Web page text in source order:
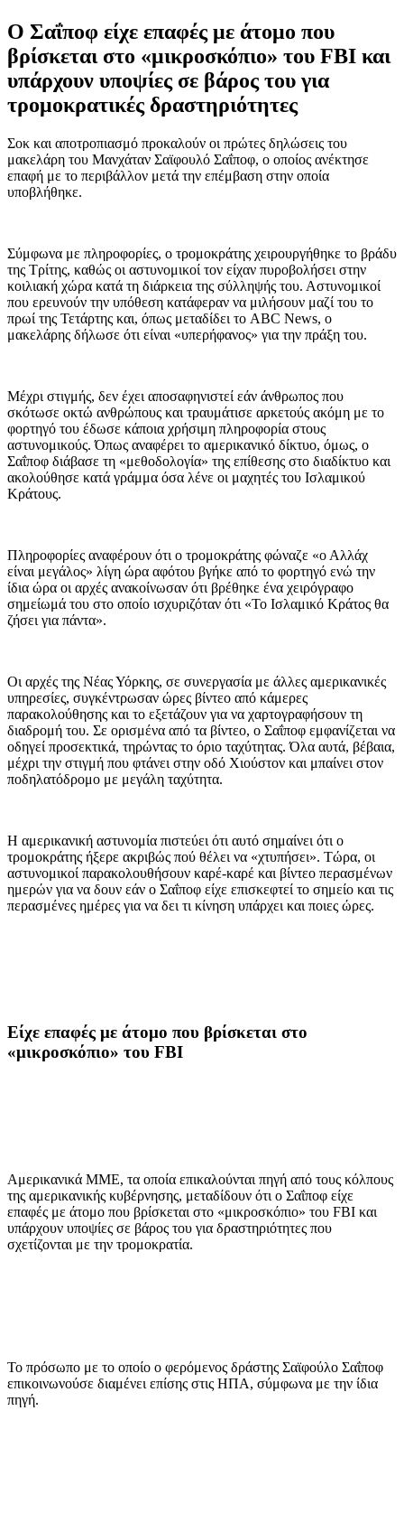
Ο Σαΐποφ είχε επαφές με άτομο που
βρίσκεται στο «μικροσκόπιο» του FBI και
υπάρχουν υποψίες σε βάρος του για
τρομοκρατικές δραστηριότητες
Σοκ και αποτροπιασμό προκαλούν οι πρώτες δηλώσεις του
μακελάρη του Μανχάταν Σαϊφουλό Σαΐποφ, ο οποίος ανέκτησε
επαφή με το περιβάλλον μετά την επέμβαση στην οποία
υποβλήθηκε.
Σύμφωνα με πληροφορίες, ο τρομοκράτης χειρουργήθηκε το βράδυ
της Τρίτης, καθώς οι αστυνομικοί τον είχαν πυροβολήσει στην
κοιλιακή χώρα κατά τη διάρκεια της σύλληψής του. Αστυνομικοί
που ερευνούν την υπόθεση κατάφεραν να μιλήσουν μαζί του το
πρωί της Τετάρτης και, όπως μεταδίδει το ABC News, ο
μακελάρης δήλωσε ότι είναι «υπερήφανος» για την πράξη του.
Μέχρι στιγμής, δεν έχει αποσαφηνιστεί εάν άνθρωπος που
σκότωσε οκτώ ανθρώπους και τραυμάτισε αρκετούς ακόμη με το
φορτηγό του έδωσε κάποια χρήσιμη πληροφορία στους
αστυνομικούς. Όπως αναφέρει το αμερικανικό δίκτυο, όμως, ο
Σαΐποφ διάβασε τη «μεθοδολογία» της επίθεσης στο διαδίκτυο και
ακολούθησε κατά γράμμα όσα λένε οι μαχητές του Ισλαμικού
Κράτους.
Πληροφορίες αναφέρουν ότι ο τρομοκράτης φώναζε «ο Αλλάχ
είναι μεγάλος» λίγη ώρα αφότου βγήκε από το φορτηγό ενώ την
ίδια ώρα οι αρχές ανακοίνωσαν ότι βρέθηκε ένα χειρόγραφο
σημείωμά του στο οποίο ισχυριζόταν ότι «Το Ισλαμικό Κράτος θα
ζήσει για πάντα».
Οι αρχές της Νέας Υόρκης, σε συνεργασία με άλλες αμερικανικές
υπηρεσίες, συγκέντρωσαν ώρες βίντεο από κάμερες
παρακολούθησης και το εξετάζουν για να χαρτογραφήσουν τη
διαδρομή του. Σε ορισμένα από τα βίντεο, ο Σαΐποφ εμφανίζεται να
οδηγεί προσεκτικά, τηρώντας το όριο ταχύτητας. Όλα αυτά, βέβαια,
μέχρι την στιγμή που φτάνει στην οδό Χιούστον και μπαίνει στον
ποδηλατόδρομο με μεγάλη ταχύτητα.
Η αμερικανική αστυνομία πιστεύει ότι αυτό σημαίνει ότι ο
τρομοκράτης ήξερε ακριβώς πού θέλει να «χτυπήσει». Τώρα, οι
αστυνομικοί παρακολουθήσουν καρέ-καρέ και βίντεο περασμένων
ημερών για να δουν εάν ο Σαΐποφ είχε επισκεφτεί το σημείο και τις
περασμένες ημέρες για να δει τι κίνηση υπάρχει και ποιες ώρες.
Είχε επαφές με άτομο που βρίσκεται στο
«μικροσκόπιο» του FBI
Αμερικανικά ΜΜΕ, τα οποία επικαλούνται πηγή από τους κόλπους
της αμερικανικής κυβέρνησης, μεταδίδουν ότι ο Σαΐποφ είχε
επαφές με άτομο που βρίσκεται στο «μικροσκόπιο» του FBI και
υπάρχουν υποψίες σε βάρος του για δραστηριότητες που
σχετίζονται με την τρομοκρατία.
Το πρόσωπο με το οποίο ο φερόμενος δράστης Σαϊφούλο Σαΐποφ
επικοινωνούσε διαμένει επίσης στις ΗΠΑ, σύμφωνα με την ίδια
πηγή.